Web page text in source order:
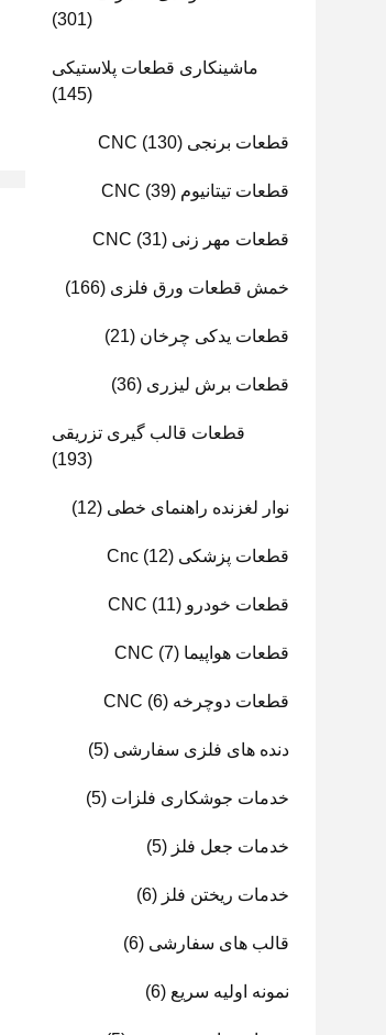
(301)
ماشینکاری قطعات پلاستیکی
(145)
قطعات برنجی CNC (130)
قطعات تیتانیوم CNC (39)
قطعات مهر زنی CNC (31)
خمش قطعات ورق فلزی (166)
قطعات یدکی چرخان (21)
قطعات برش لیزری (36)
قطعات قالب گیری تزریقی
(193)
نوار لغزنده راهنمای خطی (12)
قطعات پزشکی Cnc (12)
قطعات خودرو CNC (11)
قطعات هواپیما CNC (7)
قطعات دوچرخه CNC (6)
دنده های فلزی سفارشی (5)
خدمات جوشکاری فلزات (5)
خدمات جعل فلز (5)
خدمات ریختن فلز (6)
قالب های سفارشی (6)
نمونه اولیه سریع (6)